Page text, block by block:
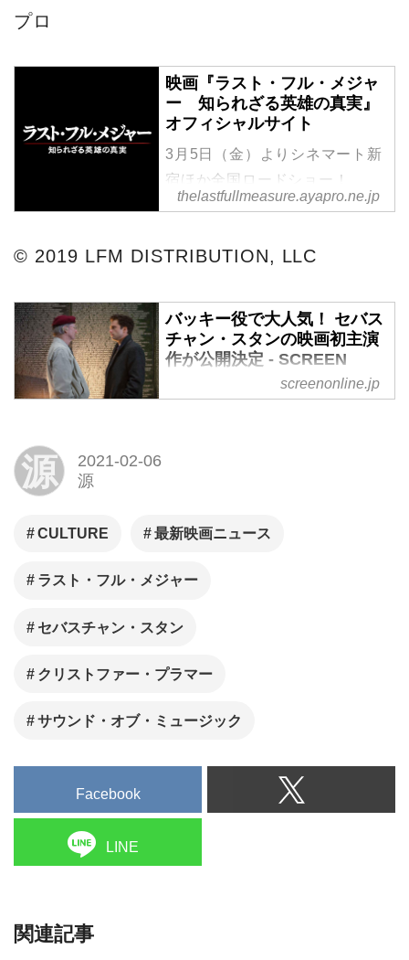
プロ
映画『ラスト・フル・メジャ
ー 知られざる英雄の真実』
オフィシャルサイト
3月5日（金）よりシネマート新
宿ほか全国ロードショー！
thelastfullmeasure.ayapro.ne.jp
© 2019 LFM DISTRIBUTION, LLC
バッキー役で大人気！ セバス
チャン・スタンの映画初主演
作が公開決定 - SCREEN
ONLINE（スクリーンオンラ
イン）
スト・フル・メジャー 知られざ
年3月5日(金)より全国ロードシ
screenonline.jp
源
2021-02-06
源
CULTURE 最新映画ニュース
ラスト・フル・メジャー
セバスチャン・スタン
クリストファー・プラマー
サウンド・オブ・ミュージック
Facebook
LINE
関連記事